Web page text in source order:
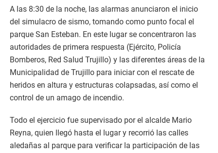
A las 8:30 de la noche, las alarmas anunciaron el inicio
del simulacro de sismo, tomando como punto focal el
parque San Esteban. En este lugar se concentraron las
autoridades de primera respuesta (Ejército, Policía
Bomberos, Red Salud Trujillo) y las diferentes áreas de la
Municipalidad de Trujillo para iniciar con el rescate de
heridos en altura y estructuras colapsadas, así como el
control de un amago de incendio.
Todo el ejercicio fue supervisado por el alcalde Mario
Reyna, quien llegó hasta el lugar y recorrió las calles
aledañas al parque para verificar la participación de las